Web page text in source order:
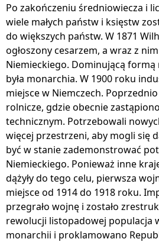
Po zakończeniu średniowiecza i
wiele małych państw i księstw
do większych państw. W 1871
ogłoszony cesarzem, a wraz z
Niemieckiego. Dominującą formą
była monarchia. W 1900 roku
miejsce w Niemczech.
rolnicze, gdzie obecnie
technicznym. Potrzebowali
więcej przestrzeni, aby mogli się
być w stanie zademonstrować
Niemieckiego. Ponieważ inne
dążyły do ​​tego celu, pierwsza
miejsce od 1914 do 1918 roku.
przegrało wojnę i zostało
rewolucji listopadowej populacja
monarchii i proklamowano